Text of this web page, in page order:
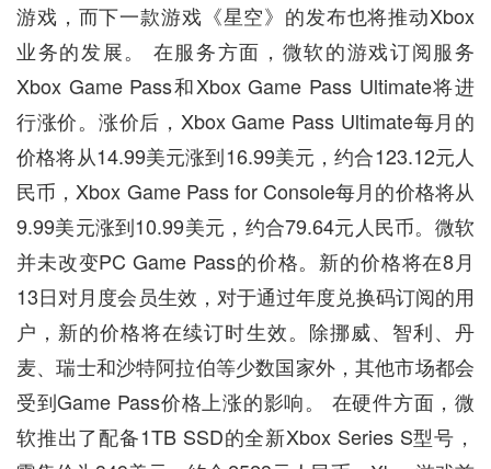
游戏，而下一款游戏《星空》的发布也将推动Xbox
业务的发展。 在服务方面，微软的游戏订阅服务
Xbox Game Pass和Xbox Game Pass Ultimate将进
行涨价。涨价后，Xbox Game Pass Ultimate每月的
价格将从14.99美元涨到16.99美元，约合123.12元人
民币，Xbox Game Pass for Console每月的价格将从
9.99美元涨到10.99美元，约合79.64元人民币。微软
并未改变PC Game Pass的价格。新的价格将在8月
13日对月度会员生效，对于通过年度兑换码订阅的用
户，新的价格将在续订时生效。除挪威、智利、丹
麦、瑞士和沙特阿拉伯等少数国家外，其他市场都会
受到Game Pass价格上涨的影响。 在硬件方面，微
软推出了配备1TB SSD的全新Xbox Series S型号，